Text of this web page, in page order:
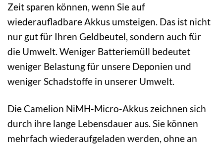
Zeit sparen können, wenn Sie auf
wiederaufladbare Akkus umsteigen. Das ist nicht
nur gut für Ihren Geldbeutel, sondern auch für
die Umwelt. Weniger Batteriemüll bedeutet
weniger Belastung für unsere Deponien und
weniger Schadstoffe in unserer Umwelt.
Die Camelion NiMH-Micro-Akkus zeichnen sich
durch ihre lange Lebensdauer aus. Sie können
mehrfach wiederaufgeladen werden, ohne an